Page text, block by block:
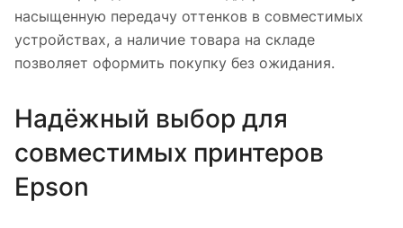
насыщенную передачу оттенков в совместимых
устройствах, а наличие товара на складе
позволяет оформить покупку без ожидания.
Надёжный выбор для
совместимых принтеров
Epson